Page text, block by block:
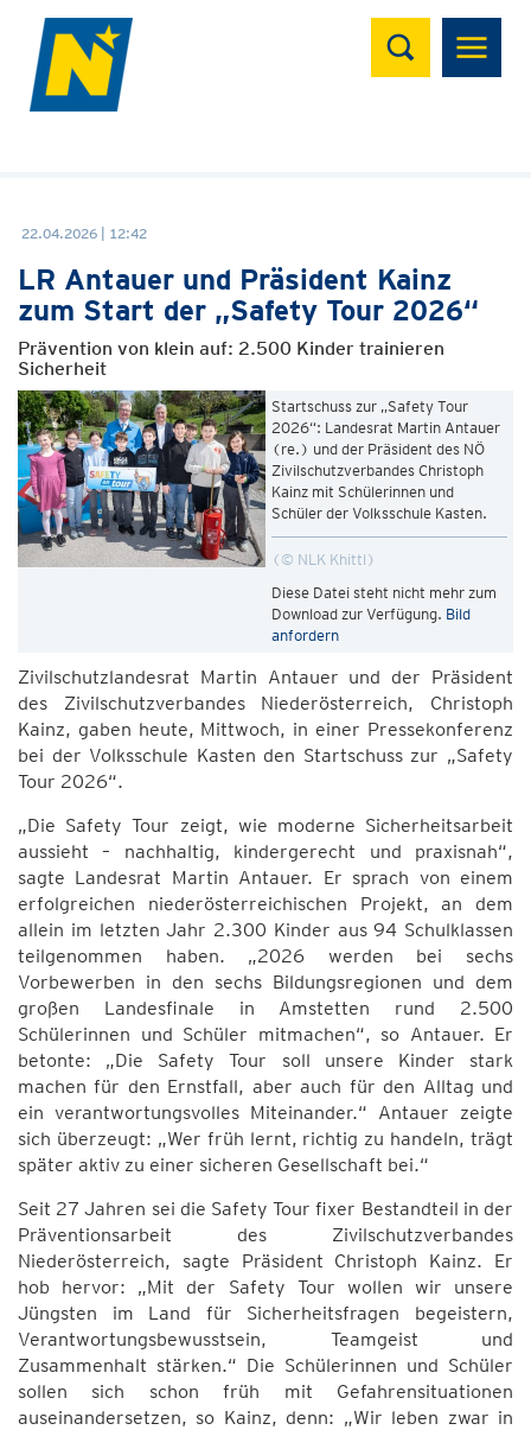
Suchen
22.04.2026 | 12:42
LR Antauer und Präsident Kainz
zum Start der „Safety Tour 2026“
Prävention von klein auf: 2.500 Kinder trainieren
Sicherheit
Startschuss zur „Safety Tour
2026“: Landesrat Martin Antauer
(re.) und der Präsident des NÖ
Zivilschutzverbandes Christoph
Kainz mit Schülerinnen und
Schüler der Volksschule Kasten.
© NLK Khittl
Diese Datei steht nicht mehr zum
Download zur Verfügung. Bild
anfordern
Zivilschutzlandesrat Martin Antauer und der Präsident
des Zivilschutzverbandes Niederösterreich, Christoph
Kainz, gaben heute, Mittwoch, in einer Pressekonferenz
bei der Volksschule Kasten den Startschuss zur „Safety
Tour 2026“.
„Die Safety Tour zeigt, wie moderne Sicherheitsarbeit
aussieht – nachhaltig, kindergerecht und praxisnah“,
sagte Landesrat Martin Antauer. Er sprach von einem
erfolgreichen niederösterreichischen Projekt, an dem
allein im letzten Jahr 2.300 Kinder aus 94 Schulklassen
teilgenommen haben. „2026 werden bei sechs
Vorbewerben in den sechs Bildungsregionen und dem
großen Landesfinale in Amstetten rund 2.500
Schülerinnen und Schüler mitmachen“, so Antauer. Er
betonte: „Die Safety Tour soll unsere Kinder stark
machen für den Ernstfall, aber auch für den Alltag und
ein verantwortungsvolles Miteinander.“ Antauer zeigte
sich überzeugt: „Wer früh lernt, richtig zu handeln, trägt
später aktiv zu einer sicheren Gesellschaft bei.“
Seit 27 Jahren sei die Safety Tour fixer Bestandteil in der
Präventionsarbeit des Zivilschutzverbandes
Niederösterreich, sagte Präsident Christoph Kainz. Er
hob hervor: „Mit der Safety Tour wollen wir unsere
Jüngsten im Land für Sicherheitsfragen begeistern,
Verantwortungsbewusstsein, Teamgeist und
Zusammenhalt stärken.“ Die Schülerinnen und Schüler
sollen sich schon früh mit Gefahrensituationen
auseinandersetzen, so Kainz, denn: „Wir leben zwar in